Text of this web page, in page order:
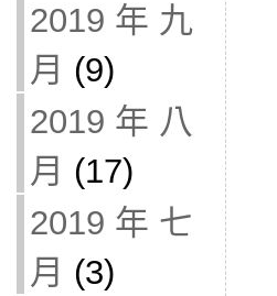
2019 年 九
月 (9)
2019 年 八
月 (17)
2019 年 七
月 (3)